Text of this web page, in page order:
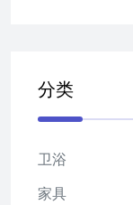
分类
卫浴
家具